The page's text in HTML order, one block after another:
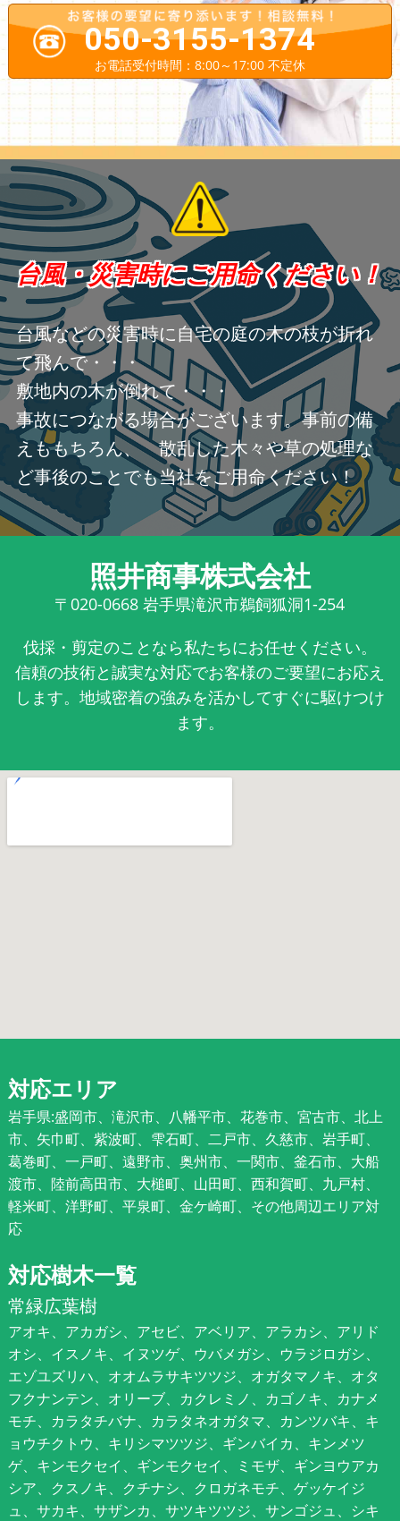
050-3155-1374
お電話受付時間：8:00～17:00 不定休
台風・災害時にご用命ください！
台風などの災害時に自宅の庭の木の枝が折れ
て飛んで・・・
敷地内の木が倒れて・・・
事故につながる場合がございます。事前の備
えももちろん、 散乱した木々や草の処理な
ど事後のことでも当社をご用命ください！
照井商事株式会社
〒020-0668 岩手県滝沢市鵜飼狐洞1-254
伐採・剪定のことなら私たちにお任せください。
信頼の技術と誠実な対応でお客様のご要望にお応え
します。地域密着の強みを活かしてすぐに駆けつけ
ます。
対応エリア
岩手県:盛岡市、滝沢市、八幡平市、花巻市、宮古市、北上
市、矢巾町、紫波町、雫石町、二戸市、久慈市、岩手町、
葛巻町、一戸町、遠野市、奥州市、一関市、釜石市、大船
渡市、陸前高田市、大槌町、山田町、西和賀町、九戸村、
軽米町、洋野町、平泉町、金ケ崎町、その他周辺エリア対
応
対応樹木一覧
常緑広葉樹
アオキ、アカガシ、アセビ、アベリア、アラカシ、アリド
オシ、イスノキ、イヌツゲ、ウバメガシ、ウラジロガシ、
エゾユズリハ、オオムラサキツツジ、オガタマノキ、オタ
フクナンテン、オリーブ、カクレミノ、カゴノキ、カナメ
モチ、カラタチバナ、カラタネオガタマ、カンツバキ、キ
ョウチクトウ、キリシマツツジ、ギンバイカ、キンメツ
ゲ、キンモクセイ、ギンモクセイ、ミモザ、ギンヨウアカ
シア、クスノキ、クチナシ、クロガネモチ、ゲッケイジ
ュ、サカキ、サザンカ、サツキツツジ、サンゴジュ、シキ